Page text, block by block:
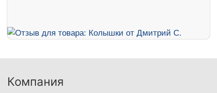
Компания